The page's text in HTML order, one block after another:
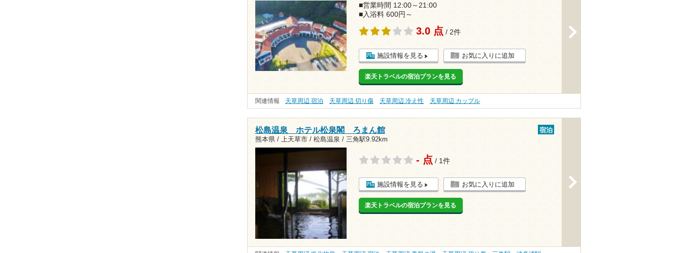
■営業時間 12:00～21:00
■入浴料 600円～
3.0 点 / 2件
施設情報を見る お気に入りに追加
楽天トラベルの宿泊プランを見る
関連情報 天草周辺 宿泊 天草周辺 切り傷 天草周辺 冷え性 天草周辺 カップル
松島温泉 ホテル松泉閣 ろまん館
熊本県 / 上天草市 / 松島温泉 / 三角駅9.92km
宿泊
- 点 / 1件
施設情報を見る お気に入りに追加
楽天トラベルの宿泊プランを見る